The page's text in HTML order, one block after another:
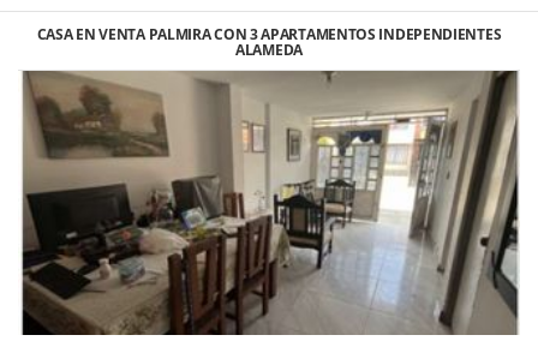
CASA EN VENTA PALMIRA CON 3 APARTAMENTOS INDEPENDIENTES
ALAMEDA